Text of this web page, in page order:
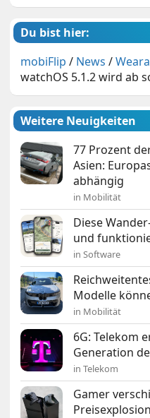
Du bist hier:
mobiFlip / News /
watchOS 5.1.2 wird ab
Weitere Neuigkeiten
77 Prozent
Asien:
abhängig
in Mobilität
Diese
und
in Software
Modelle
in Mobilität
6G: Telekom
Generation
in Telekom
Gamer
Preisexplosion